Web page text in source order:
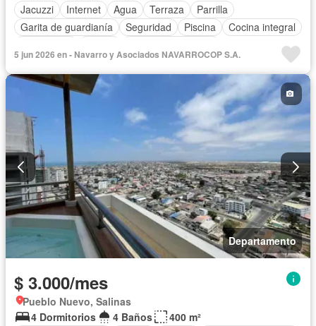
Jacuzzi
Internet Agua Terraza
Parrilla
Garita de guardianía
Seguridad Piscina
Cocina integral
Vista panorámica
Estacionamiento
Conserje
Acceso para personas con discapacidad
Ascensor
Wifi
Sin amoblar
5 jun 2026 en - Navarro y Asociados NAVARROCOP S.A.
Departamento
$ 3.000/mes
Pueblo Nuevo, Salinas
4 Dormitorios
4 Baños
400 m²